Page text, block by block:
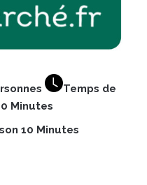
Temps de
Minutes
10 Minutes